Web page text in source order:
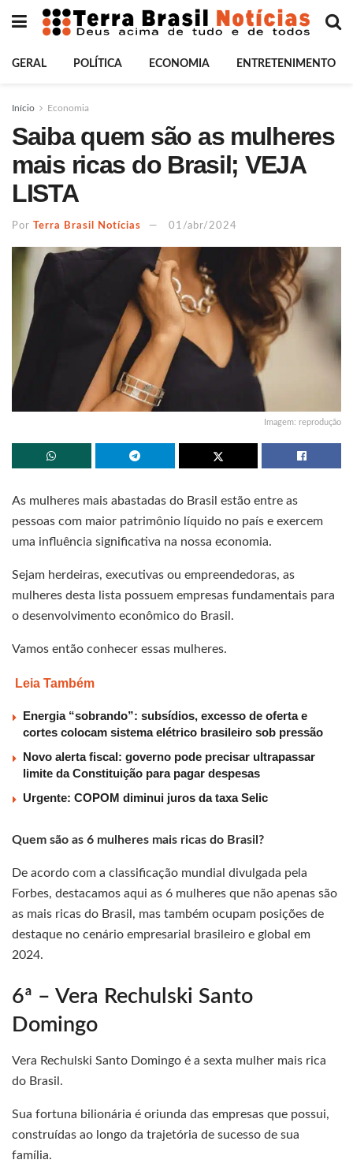
GERAL POLÍTICA ECONOMIA ENTRETENIMENTO
Início Economia
Saiba quem são as mulheres
mais ricas do Brasil; VEJA
LISTA
Por Terra Brasil Notícias 01/abr/2024
Imagem: reprodução
As mulheres mais abastadas do Brasil estão entre as
pessoas com maior patrimônio líquido no país e exercem
uma influência significativa na nossa economia.
Sejam herdeiras, executivas ou empreendedoras, as
mulheres desta lista possuem empresas fundamentais para
o desenvolvimento econômico do Brasil.
Vamos então conhecer essas mulheres.
Leia Também
Energia “sobrando”: subsídios, excesso de oferta e
cortes colocam sistema elétrico brasileiro sob pressão
Novo alerta fiscal: governo pode precisar ultrapassar
limite da Constituição para pagar despesas
Urgente: COPOM diminui juros da taxa Selic
Quem são as 6 mulheres mais ricas do Brasil?
De acordo com a classificação mundial divulgada pela
Forbes, destacamos aqui as 6 mulheres que não apenas são
as mais ricas do Brasil, mas também ocupam posições de
destaque no cenário empresarial brasileiro e global em
2024.
6ª – Vera Rechulski Santo
Domingo
Vera Rechulski Santo Domingo é a sexta mulher mais rica
do Brasil.
Sua fortuna bilionária é oriunda das empresas que possui,
construídas ao longo da trajetória de sucesso de sua
família.